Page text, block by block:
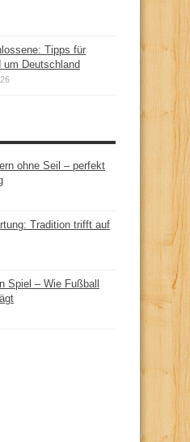
Tipps für
um Deutschland
ohne Seil – perfekt
Tradition trifft auf
Spiel – Wie Fußball